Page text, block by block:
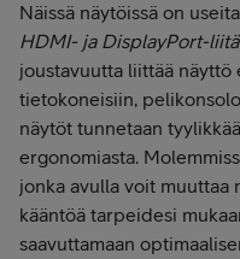
Näissä näytöissä on
HDMI- ja DisplayPort-
joustavuutta liittää
tietokoneisiin,
näytöt tunnetaan
ergonomiasta.
jonka avulla voit muuttaa
kääntöä tarpeidesi
saavuttamaan